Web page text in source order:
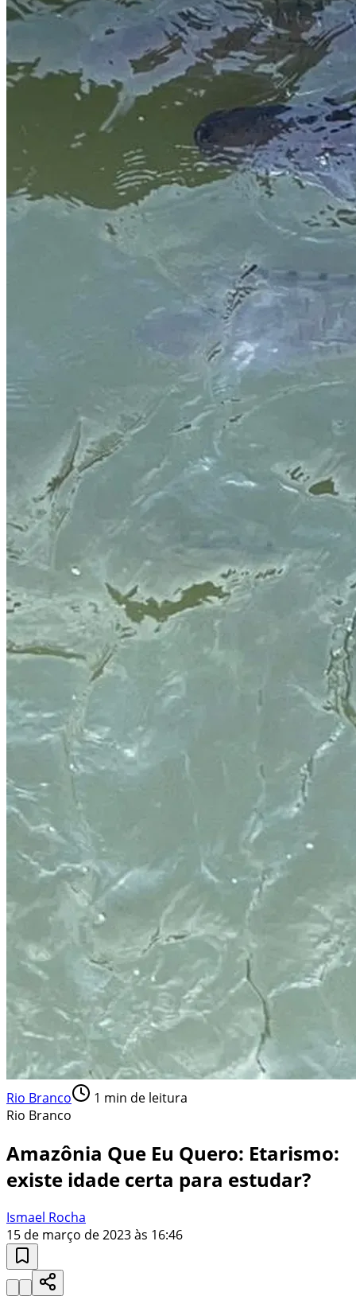
Rio Branco 1 min de leitura
Rio Branco
Amazônia Que Eu Quero: Etarismo:
existe idade certa para estudar?
Ismael Rocha
15 de março de 2023 às 16:46